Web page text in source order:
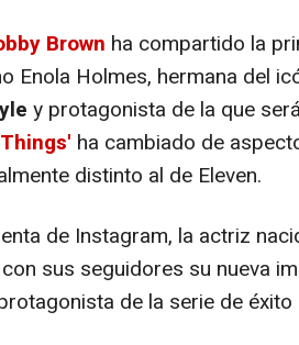
Brown ha compartido la
Enola Holmes, hermana del
y protagonista de la que
ha cambiado de
distinto al de Eleven.
de Instagram, la actriz
sus seguidores su nueva
de la serie de éxito